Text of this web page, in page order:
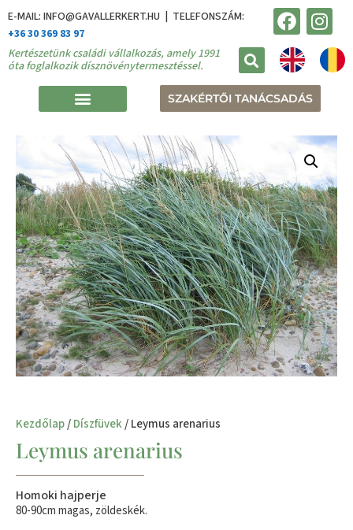
E-MAIL: INFO@GAVALLERKERT.HU | TELEFONSZÁM:
+36 30 369 83 97
Kertészetünk családi vállalkozás, amely 1991
óta foglalkozik dísznövénytermesztéssel.
SZAKÉRTŐI TANÁCSADÁS
Kezdőlap/Díszfüvek/ Leymus arenarius
Leymus arenarius
Homoki hajperje
80-90cm magas, zöldeskék.